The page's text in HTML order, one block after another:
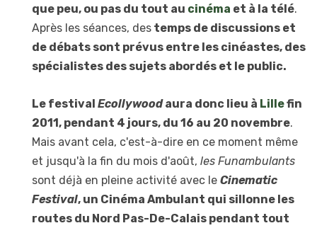
que peu, ou pas du tout au cinéma et à la télé.
Après les séances, des temps de discussions et
de débats sont prévus entre les cinéastes, des
spécialistes des sujets abordés et le public.
Le festival Ecollywoodaura donc lieu à Lillefin
2011, pendant 4 jours, du 16 au 20 novembre.
Mais avant cela, c'est-à-dire en ce moment même
et jusqu'à la fin du mois d'août, les Funambulants
sont déjà en pleine activité avec le Cinematic
Festival, un Cinéma Ambulant qui sillonne les
routes du Nord Pas-De-Calais pendant tout